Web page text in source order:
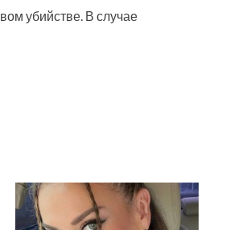
убийстве. В случае